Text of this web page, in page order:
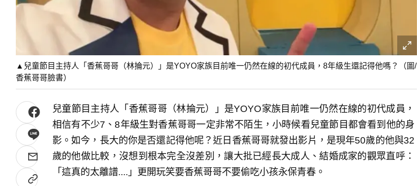
▲兒童節目主持人「香蕉哥哥（林掄元）」是YOYO家族目前唯一仍然在線的初代成員，8年級生還記得他嗎？（圖/
香蕉哥哥臉書）
兒童節目主持人「香蕉哥哥（林掄元）」是YOYO家族目前唯一仍然在線的初代成員，
相信有不少7、8年級生對香蕉哥哥一定非常不陌生，小時候看兒童節目都會看到他的身
影。如今，長大的你是否還記得他呢？近日香蕉哥哥就發出影片，是現年50歲的他與32
歲的他做比較，沒想到根本完全沒差別，讓大批已經長大成人、結婚成家的觀眾直呼：
「這真的太離譜....」更開玩笑要香蕉哥哥不要偷吃小孩永保青春。